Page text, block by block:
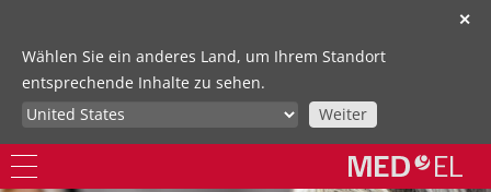
✕
Wählen Sie ein anderes Land, um Ihrem Standort
entsprechende Inhalte zu sehen.
Weiter